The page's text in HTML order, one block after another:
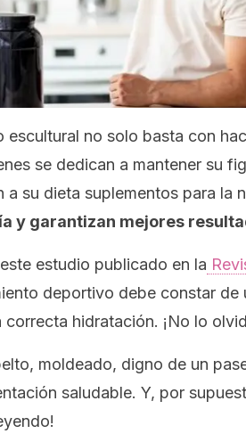
escultural no solo basta con
se dedican a mantener su
a su dieta suplementos para la
y garantizan mejores
estudio publicado en la
deportivo debe constar de
hidratación. ¡No lo
moldeado, digno de un
saludable. Y, por